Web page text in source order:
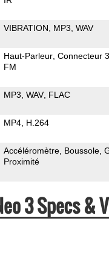
VIBRATION MP3 WAV
Haut-Parleur Connecteur
FM
MP3 WAV FLAC
MP4 H.264
Accéléromètre Boussole
Proximité
3 Specs &